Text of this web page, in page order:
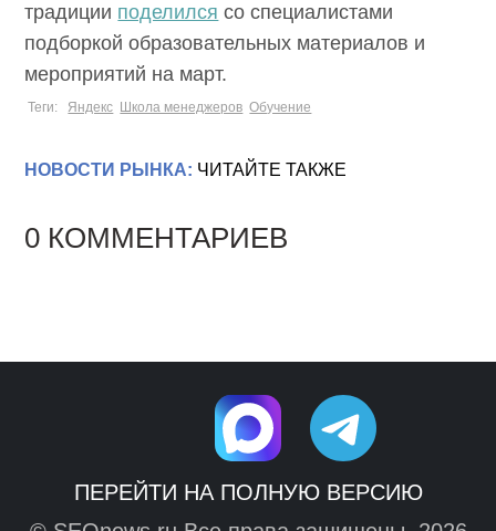
традиции поделился со специалистами
подборкой образовательных материалов и
мероприятий на март.
Теги: Яндекс Школа менеджеров Обучение
НОВОСТИ РЫНКА: ЧИТАЙТЕ ТАКЖЕ
0 КОММЕНТАРИЕВ
ПЕРЕЙТИ НА ПОЛНУЮ ВЕРСИЮ